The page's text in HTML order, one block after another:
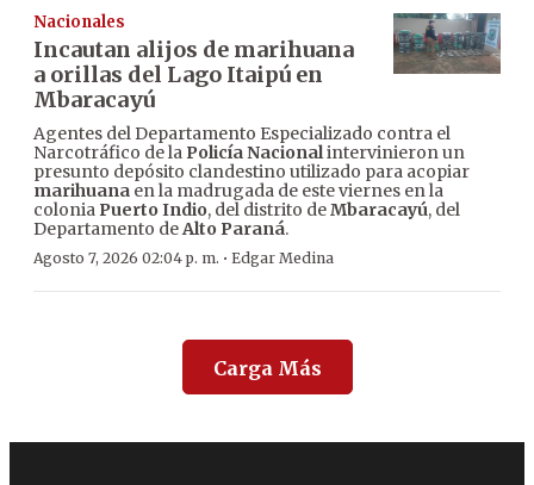
Nacionales
Incautan alijos de marihuana
a orillas del Lago Itaipú en
Mbaracayú
Agentes del Departamento Especializado contra el
Narcotráfico de la Policía Nacionalintervinieron un
presunto depósito clandestino utilizado para acopiar
marihuana en la madrugada de este viernes en la
colonia Puerto Indio, del distrito deMbaracayú, del
Departamento deAlto Paraná.
Agosto 7, 2026 02:04 p. m. · Edgar Medina
Carga Más